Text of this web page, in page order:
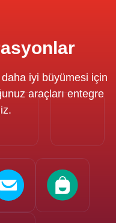
iyi büyümesi için
araçları entegre